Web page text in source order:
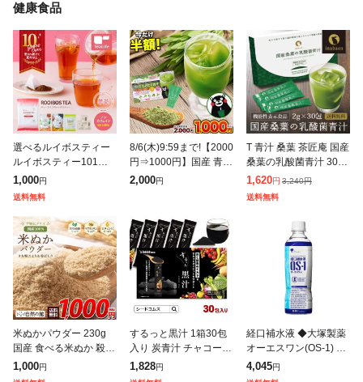
健康食品
選べるルイボスティー
ルイボスティー101個
入・12種類のよくばり
ブレンド・プレミアム
グリーンルイボス 母
1,000円
送料無料
8/6(木)9:59まで!【2000
円⇒1000円】国産 青汁
30包 90g もぎたて青汁
2,000円
T 青汁 桑葉 茶匠庵 国産
桑葉の乳酸菌青汁 30包
メール便 送料無料 国産
桑葉青汁 腸活 乳酸菌
1,620円 3,240円
送料無料
米ぬかパウダー 230g
国産 食べる米ぬか 殺菌
済 食物繊維 ビタミン
鉄分 マグネシウム 糖質
1,000円
するっと黒汁 1箱30包
入り 炭青汁 チャコール
ドリンク 炭入り 乳酸菌
酵素 ブラックジンジャ
1,828円
経口補水液 ◆大塚製薬
オーエスワン(OS-1) 50
0mlx24本
4,045円